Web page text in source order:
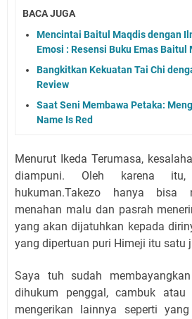
BACA JUGA
Mencintai Baitul Maqdis dengan
Emosi : Resensi Buku Emas Baitul
Bangkitkan Kekuatan Tai Chi
Review
Saat Seni Membawa Petaka:
Name Is Red
Menurut Ikeda Terumasa,
diampuni. Oleh karena itu,
hukuman.Takezo hanya bisa
menahan malu dan pasrah
yang akan dijatuhkan kepada
yang dipertuan puri Himeji itu satu
Saya tuh sudah
dihukum penggal, cambuk
mengerikan lainnya seperti